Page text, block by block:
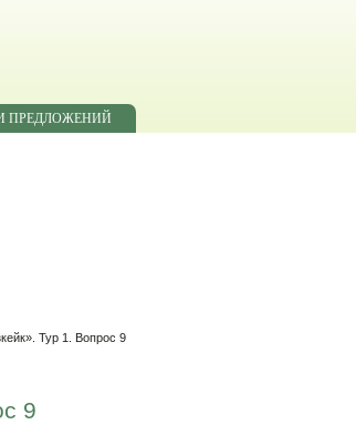
ПРЕДЛОЖЕНИЙ
Тур 1. Вопрос 9
9